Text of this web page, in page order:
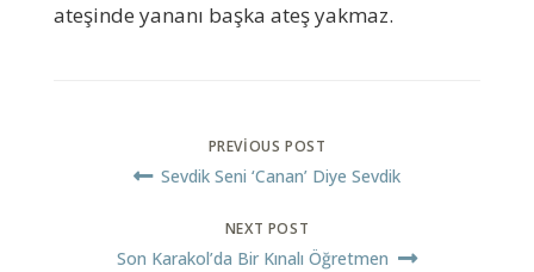
ateşinde yananı başka ateş yakmaz.
PREVIOUS POST
Sevdik Seni ‘Canan’ Diye Sevdik
NEXT POST
Son Karakol’da Bir Kınalı Öğretmen